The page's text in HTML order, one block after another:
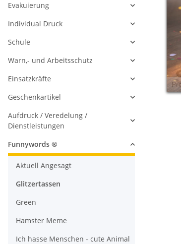
Evakuierung
Individual Druck
Schule
Warn,- und Arbeitsschutz
Einsatzkräfte
Geschenkartikel
Aufdruck / Veredelung /
Dienstleistungen
Funnywords ®
Aktuell Angesagt
Glitzertassen
Green
Hamster Meme
Ich hasse Menschen - cute Animal